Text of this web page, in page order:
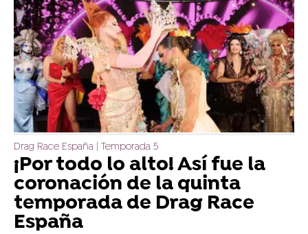
Drag Race España | Temporada 5
¡Por todo lo alto! Así fue la
coronación de la quinta
temporada de Drag Race
España